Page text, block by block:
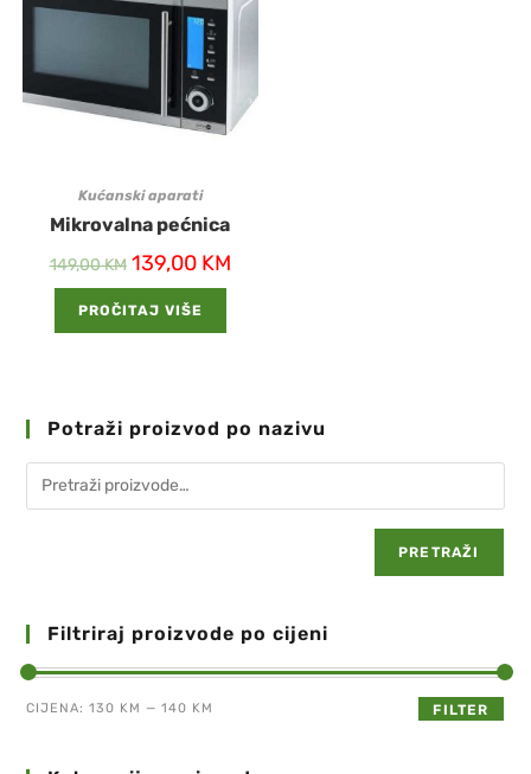
Kućanski aparati
Mikrovalna pećnica
149,00KM 139,00 KM
PROČITAJ VIŠE
Potraži proizvod po nazivu
PRETRAŽI
Filtriraj proizvode po cijeni
FILTER
CIJENA:130 KM —140 KM